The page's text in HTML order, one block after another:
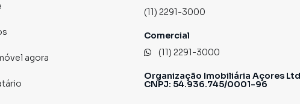
de espaço e acabamento impecável.
agora
(11) 2291-3000
Comercial
(11) 2291-3000
Organização Imobiliária Açores
CNPJ: 54.936.745/0001-96